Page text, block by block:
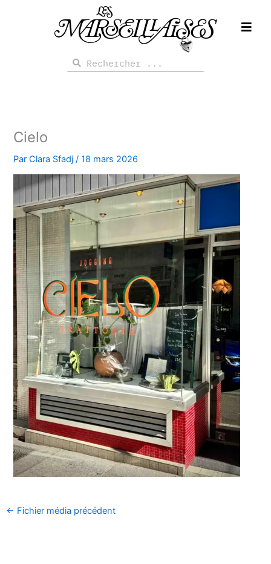
Rechercher
Rechercher
Cielo
ParClara Sfadj /18 mars 2026
← Fichier média précédent